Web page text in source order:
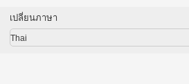
เปลี่ยนภาษา
Thai